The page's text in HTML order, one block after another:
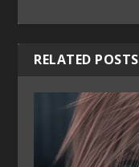
RELATED POSTS